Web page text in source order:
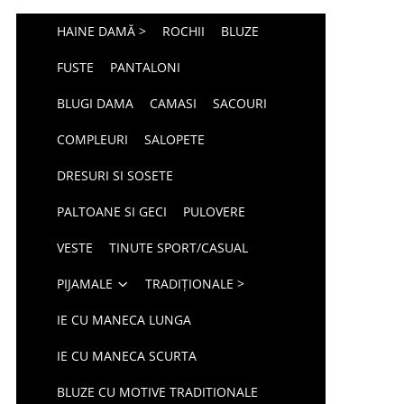
HAINE DAMĂ > ROCHII BLUZE
FUSTE PANTALONI
BLUGI DAMA CAMASI SACOURI
COMPLEURI SALOPETE
DRESURI SI SOSETE
PALTOANE SI GECI PULOVERE
VESTE TINUTE SPORT/CASUAL
PIJAMALE TRADIȚIONALE >
IE CU MANECA LUNGA
IE CU MANECA SCURTA
BLUZE CU MOTIVE TRADITIONALE